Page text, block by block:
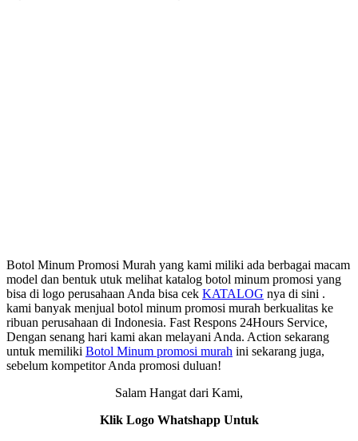
Botol Minum Promosi Murah yang kami miliki ada berbagai macam
model dan bentuk utuk melihat katalog botol minum promosi yang
bisa di logo perusahaan Anda bisa cek KATALOG nya di sini .
kami banyak menjual botol minum promosi murah berkualitas ke
ribuan perusahaan di Indonesia. Fast Respons 24Hours Service,
Dengan senang hari kami akan melayani Anda. Action sekarang
untuk memiliki Botol Minum promosi murah ini sekarang juga,
sebelum kompetitor Anda promosi duluan!
Salam Hangat dari Kami,
Klik Logo Whatshapp Untuk